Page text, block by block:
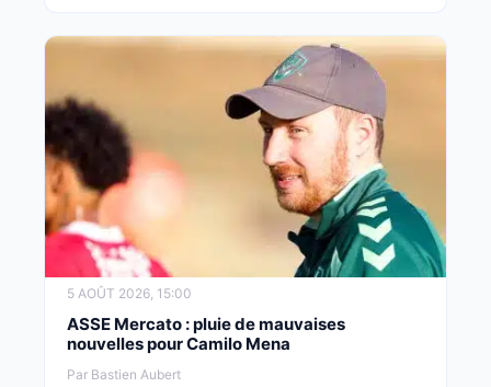
5 AOÛT 2026, 15:00
ASSE Mercato : pluie de mauvaises
nouvelles pour Camilo Mena
Par Bastien Aubert